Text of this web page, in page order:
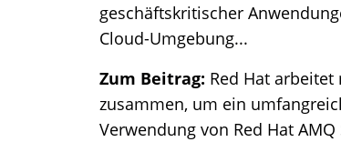
geschäftskritischer
Cloud-Umgebung...
Zum Beitrag: Red Hat arbeitet
zusammen, um ein
Verwendung von Red Hat